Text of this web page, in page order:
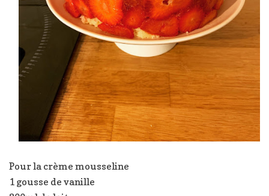
Pour la crème mousseline
1 gousse de vanille